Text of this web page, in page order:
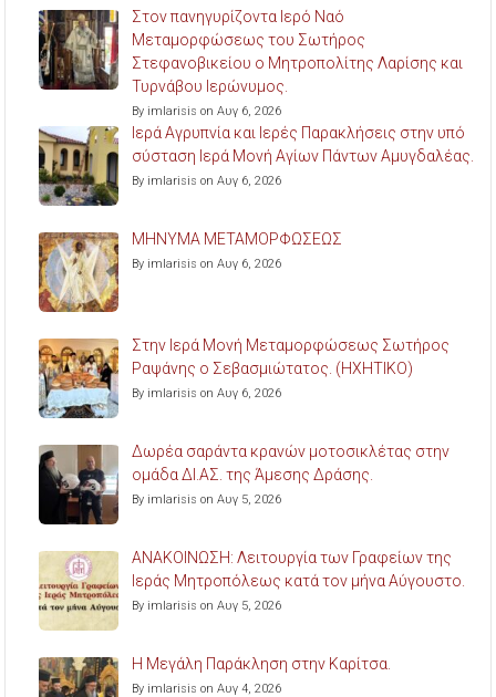
Στον πανηγυρίζοντα Ιερό Ναό
Μεταμορφώσεως του Σωτήρος
Στεφανοβικείου ο Μητροπολίτης Λαρίσης και
Τυρνάβου Ιερώνυμος.
By imlarisis on Αυγ 6, 2026
Ιερά Αγρυπνία και Ιερές Παρακλήσεις στην υπό
σύσταση Ιερά Μονή Αγίων Πάντων Αμυγδαλέας.
By imlarisis on Αυγ 6, 2026
ΜΗΝΥΜΑ ΜΕΤΑΜΟΡΦΩΣΕΩΣ
By imlarisis on Αυγ 6, 2026
Στην Ιερά Μονή Μεταμορφώσεως Σωτήρος
Ραψάνης ο Σεβασμιώτατος. (ΗΧΗΤΙΚΟ)
By imlarisis on Αυγ 6, 2026
Δωρέα σαράντα κρανών μοτοσικλέτας στην
ομάδα ΔΙ.ΑΣ. της Άμεσης Δράσης.
By imlarisis on Αυγ 5, 2026
ΑΝΑΚΟΙΝΩΣΗ: Λειτουργία των Γραφείων της
Ιεράς Μητροπόλεως κατά τον μήνα Αύγουστο.
By imlarisis on Αυγ 5, 2026
Η Μεγάλη Παράκληση στην Καρίτσα.
By imlarisis on Αυγ 4, 2026